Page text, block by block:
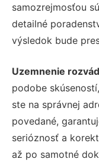
samozrejmosťou
detailné
výsledok bude
Uzemnenie
podobe
ste na správnej
povedané,
serióznosť a
až po samotné